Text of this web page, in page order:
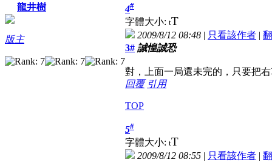
龍井樹
版主
4#
字體大小: tT
2009/8/12 08:48 | 只看該作者 |
3# 誠惶誠恐
對，上面一局還未完的，只要把
回覆 引用
TOP
5#
字體大小: tT
2009/8/12 08:55 | 只看該作者 |